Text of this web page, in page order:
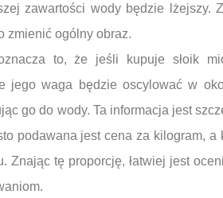
zawartości wody będzie lżejszy.
zmienić ogólny obraz.
to, że jeśli kupuje słoik
jego waga będzie oscylować w
go do wody. Ta informacja jest
podawana jest cena za kilogram,
Znając tę proporcję, łatwiej jest